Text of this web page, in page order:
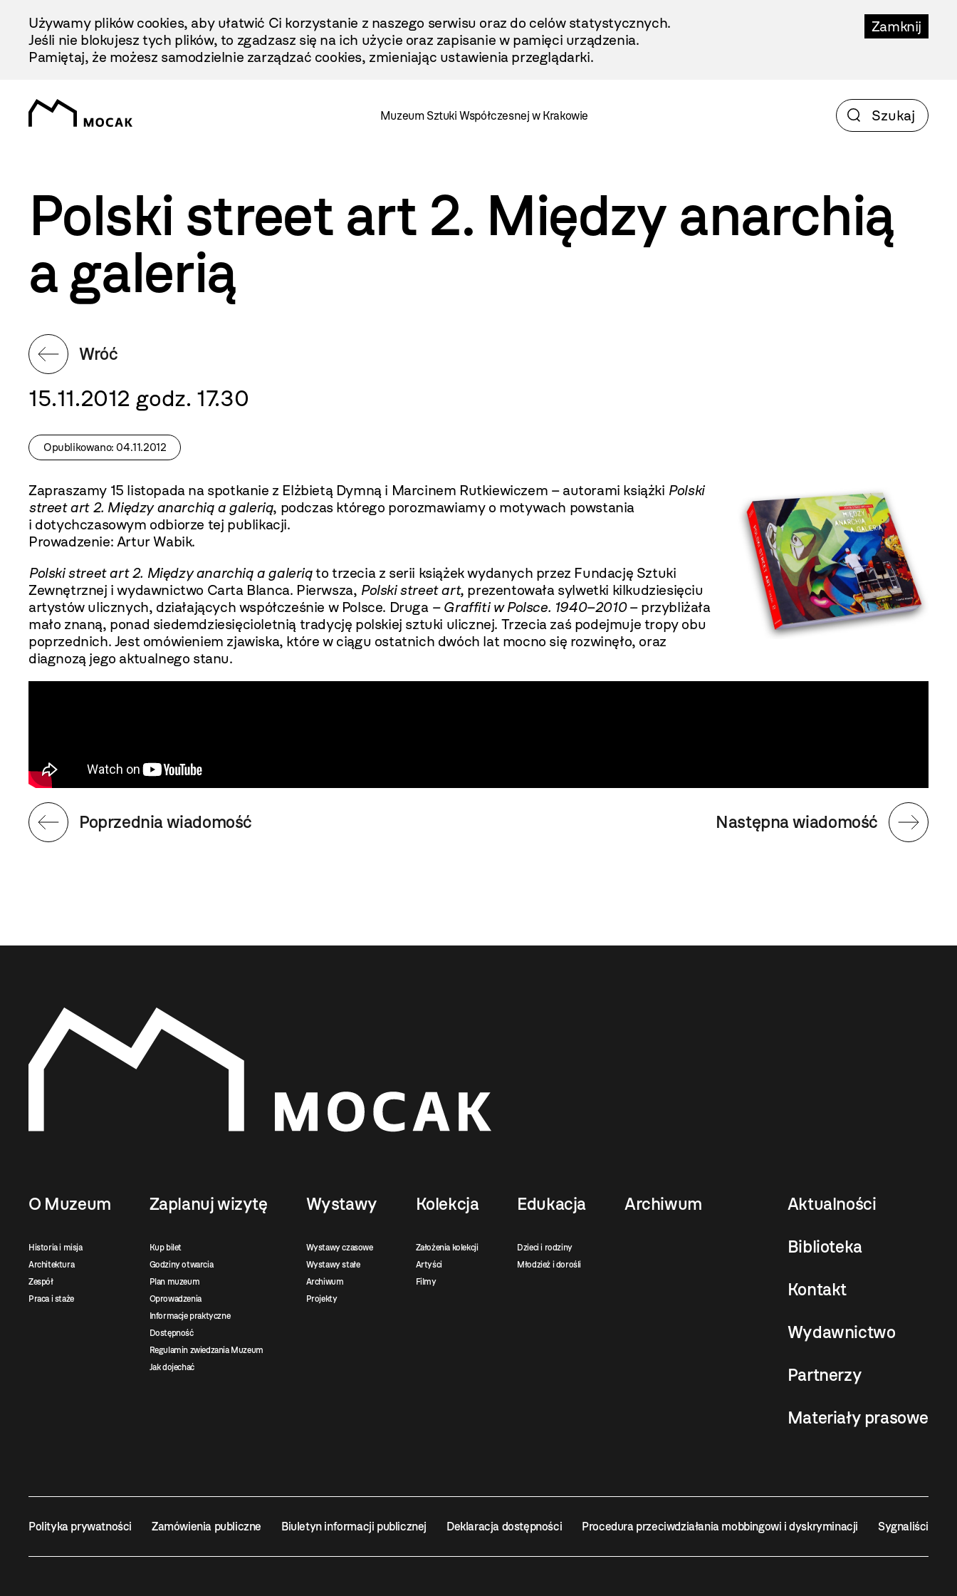
Treści
Zamknij
Używamy plików cookies, aby ułatwić Ci korzystanie z naszego serwisu oraz do celów statystycznych.
Jeśli nie blokujesz tych plików, to zgadzasz się na ich użycie oraz zapisanie w pamięci urządzenia.
Pamiętaj, że możesz samodzielnie zarządzać cookies, zmieniając ustawienia przeglądarki.
Muzeum Sztuki Współczesnej w Krakowie
Polski street art 2. Między anarchią
a galerią
Wróć
15.11.2012 godz. 17.30
Opublikowano: 04.11.2012
Zapraszamy 15 listopada na spotkanie z Elżbietą Dymną i Marcinem Rutkiewiczem – autorami książki Polski
street art 2. Między anarchią a galerią, podczas którego porozmawiamy o motywach powstania
i dotychczasowym odbiorze tej publikacji.
Prowadzenie: Artur Wabik.
Polski street art 2. Między anarchią a galeriąto trzecia z serii książek wydanych przez Fundację Sztuki
Zewnętrznej i wydawnictwo Carta Blanca. Pierwsza, Polski street art, prezentowała sylwetki kilkudziesięciu
artystów ulicznych, działających współcześnie w Polsce. Druga– Graffiti w Polsce. 1940–2010– przybliżała
mało znaną, ponad siedemdziesięcioletnią tradycję polskiej sztuki ulicznej. Trzecia zaś podejmuje tropy obu
poprzednich. Jest omówieniem zjawiska, które w ciągu ostatnich dwóch lat mocno się rozwinęło, oraz
diagnozą jego aktualnego stanu.
Następna wiadomość
Poprzednia wiadomość
O Muzeum
Historia i misja
Architektura
Zespół
Praca i staże
Zaplanuj wizytę
Kup bilet
Godziny otwarcia
Plan muzeum
Oprowadzenia
Informacje praktyczne
Dostępność
Regulamin zwiedzania Muzeum
Jak dojechać
Wystawy
Wystawy czasowe
Wystawy stałe
Archiwum
Projekty
Kolekcja
Założenia kolekcji
Artyści
Filmy
Edukacja
Dzieci i rodziny
Młodzież i dorośli
Archiwum Aktualności
Biblioteka
Kontakt
Wydawnictwo
Partnerzy
Materiały prasowe
Polityka prywatności Zamówienia publiczne Biuletyn informacji publicznej Deklaracja dostępności Procedura przeciwdziałania mobbingowi i dyskryminacji Sygnaliści